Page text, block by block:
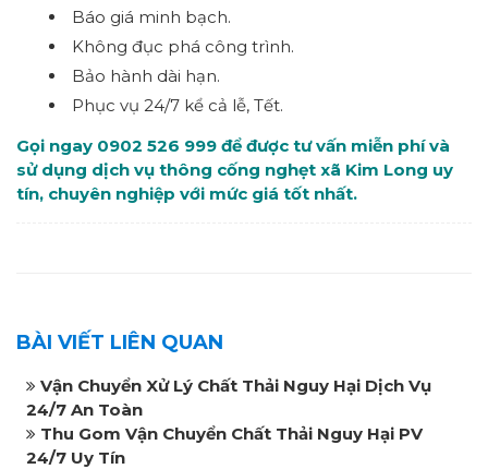
Báo giá minh bạch.
Không đục phá công trình.
Bảo hành dài hạn.
Phục vụ 24/7 kể cả lễ, Tết.
Gọi ngay 0902 526 999 để được tư vấn miễn phí và
sử dụng dịch vụ thông cống nghẹt xã Kim Long uy
tín, chuyên nghiệp với mức giá tốt nhất.
BÀI VIẾT LIÊN QUAN
Vận Chuyển Xử Lý Chất Thải Nguy Hại Dịch Vụ
24/7 An Toàn
Thu Gom Vận Chuyển Chất Thải Nguy Hại PV
24/7 Uy Tín